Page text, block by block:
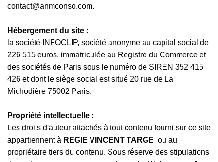
contact@anmconso.com.
Hébergement du site :
la société INFOCLIP, société anonyme au capital social de
226 515 euros, immatriculée au Registre du Commerce et
des sociétés de Paris sous le numéro de SIREN 352 415
426 et dont le siège social est situé 20 rue de La
Michodière 75002 Paris.
Propriété intellectuelle :
Les droits d'auteur attachés à tout contenu fourni sur ce site
appartiennent à REGIE VINCENT TARGE ou au
propriétaire tiers du contenu. Sous réserve des stipulations